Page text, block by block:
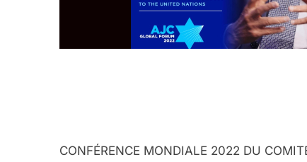
CONFÉRENCE MONDIALE 2022 DU